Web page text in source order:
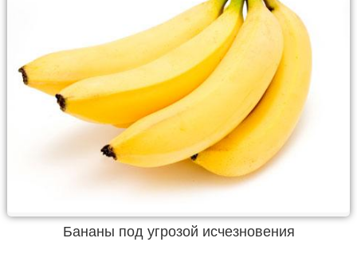
Бананы под угрозой исчезновения